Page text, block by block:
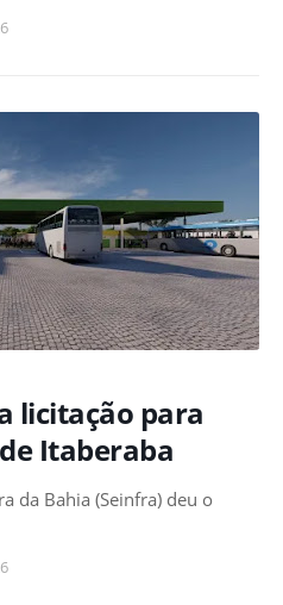
licitação para
Itaberaba
da Bahia (Seinfra) deu o